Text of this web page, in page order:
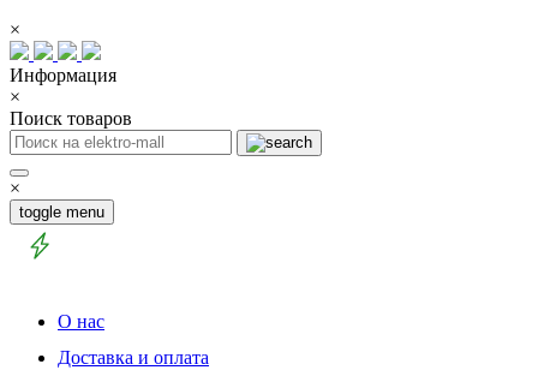
×
Информация
×
Поиск товаров
×
toggle menu
О нас
Доставка и оплата